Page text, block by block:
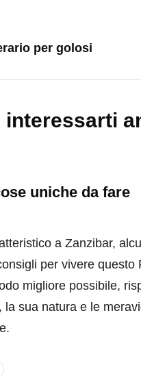
per golosi
interessarti
uniche da fare
a Zanzibar,
per vivere questo
migliore possibile,
la sua natura e le